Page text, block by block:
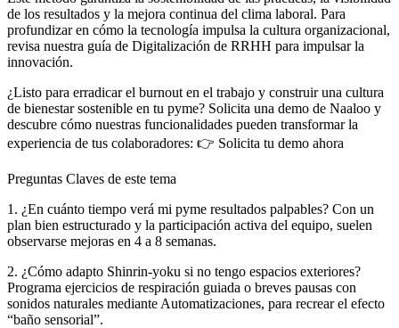
de los resultados y la mejora continua del clima laboral. Para
profundizar en cómo la tecnología impulsa la cultura organizacional,
revisa nuestra guía de Digitalización de RRHH para impulsar la
innovación.
¿Listo para erradicar el burnout en el trabajo y construir una cultura
de bienestar sostenible en tu pyme? Solicita una demo de Naaloo y
descubre cómo nuestras funcionalidades pueden transformar la
experiencia de tus colaboradores: 👉 Solicita tu demo ahora
Preguntas Claves de este tema
1. ¿En cuánto tiempo verá mi pyme resultados palpables? Con un
plan bien estructurado y la participación activa del equipo, suelen
observarse mejoras en 4 a 8 semanas.
2. ¿Cómo adapto Shinrin-yoku si no tengo espacios exteriores?
Programa ejercicios de respiración guiada o breves pausas con
sonidos naturales mediante Automatizaciones, para recrear el efecto
“baño sensorial”.